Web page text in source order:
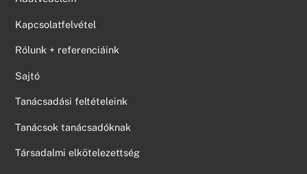
Kapcsolatfelvétel
Rólunk + referenciáink
Sajtó
Tanácsadási feltételeink
Tanácsok tanácsadóknak
Társadalmi elkötelezettség